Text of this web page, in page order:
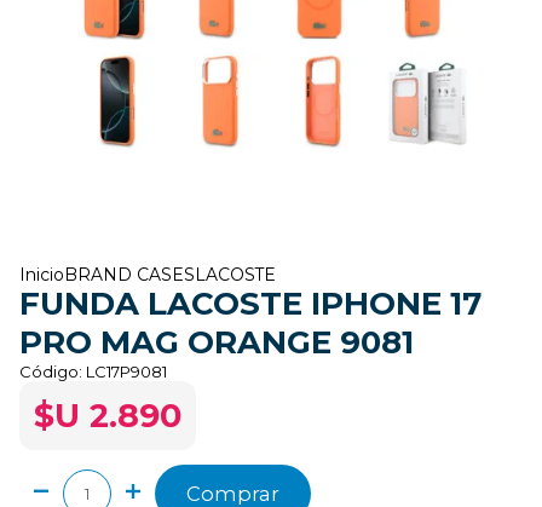
Inicio BRAND CASES LACOSTE
FUNDA LACOSTE IPHONE 17
PRO MAG ORANGE 9081
Código: LC17P9081
$U 2.890
Comprar